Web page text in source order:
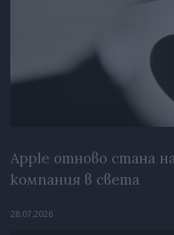
Apple отново стана
компания в света
28.07.2026